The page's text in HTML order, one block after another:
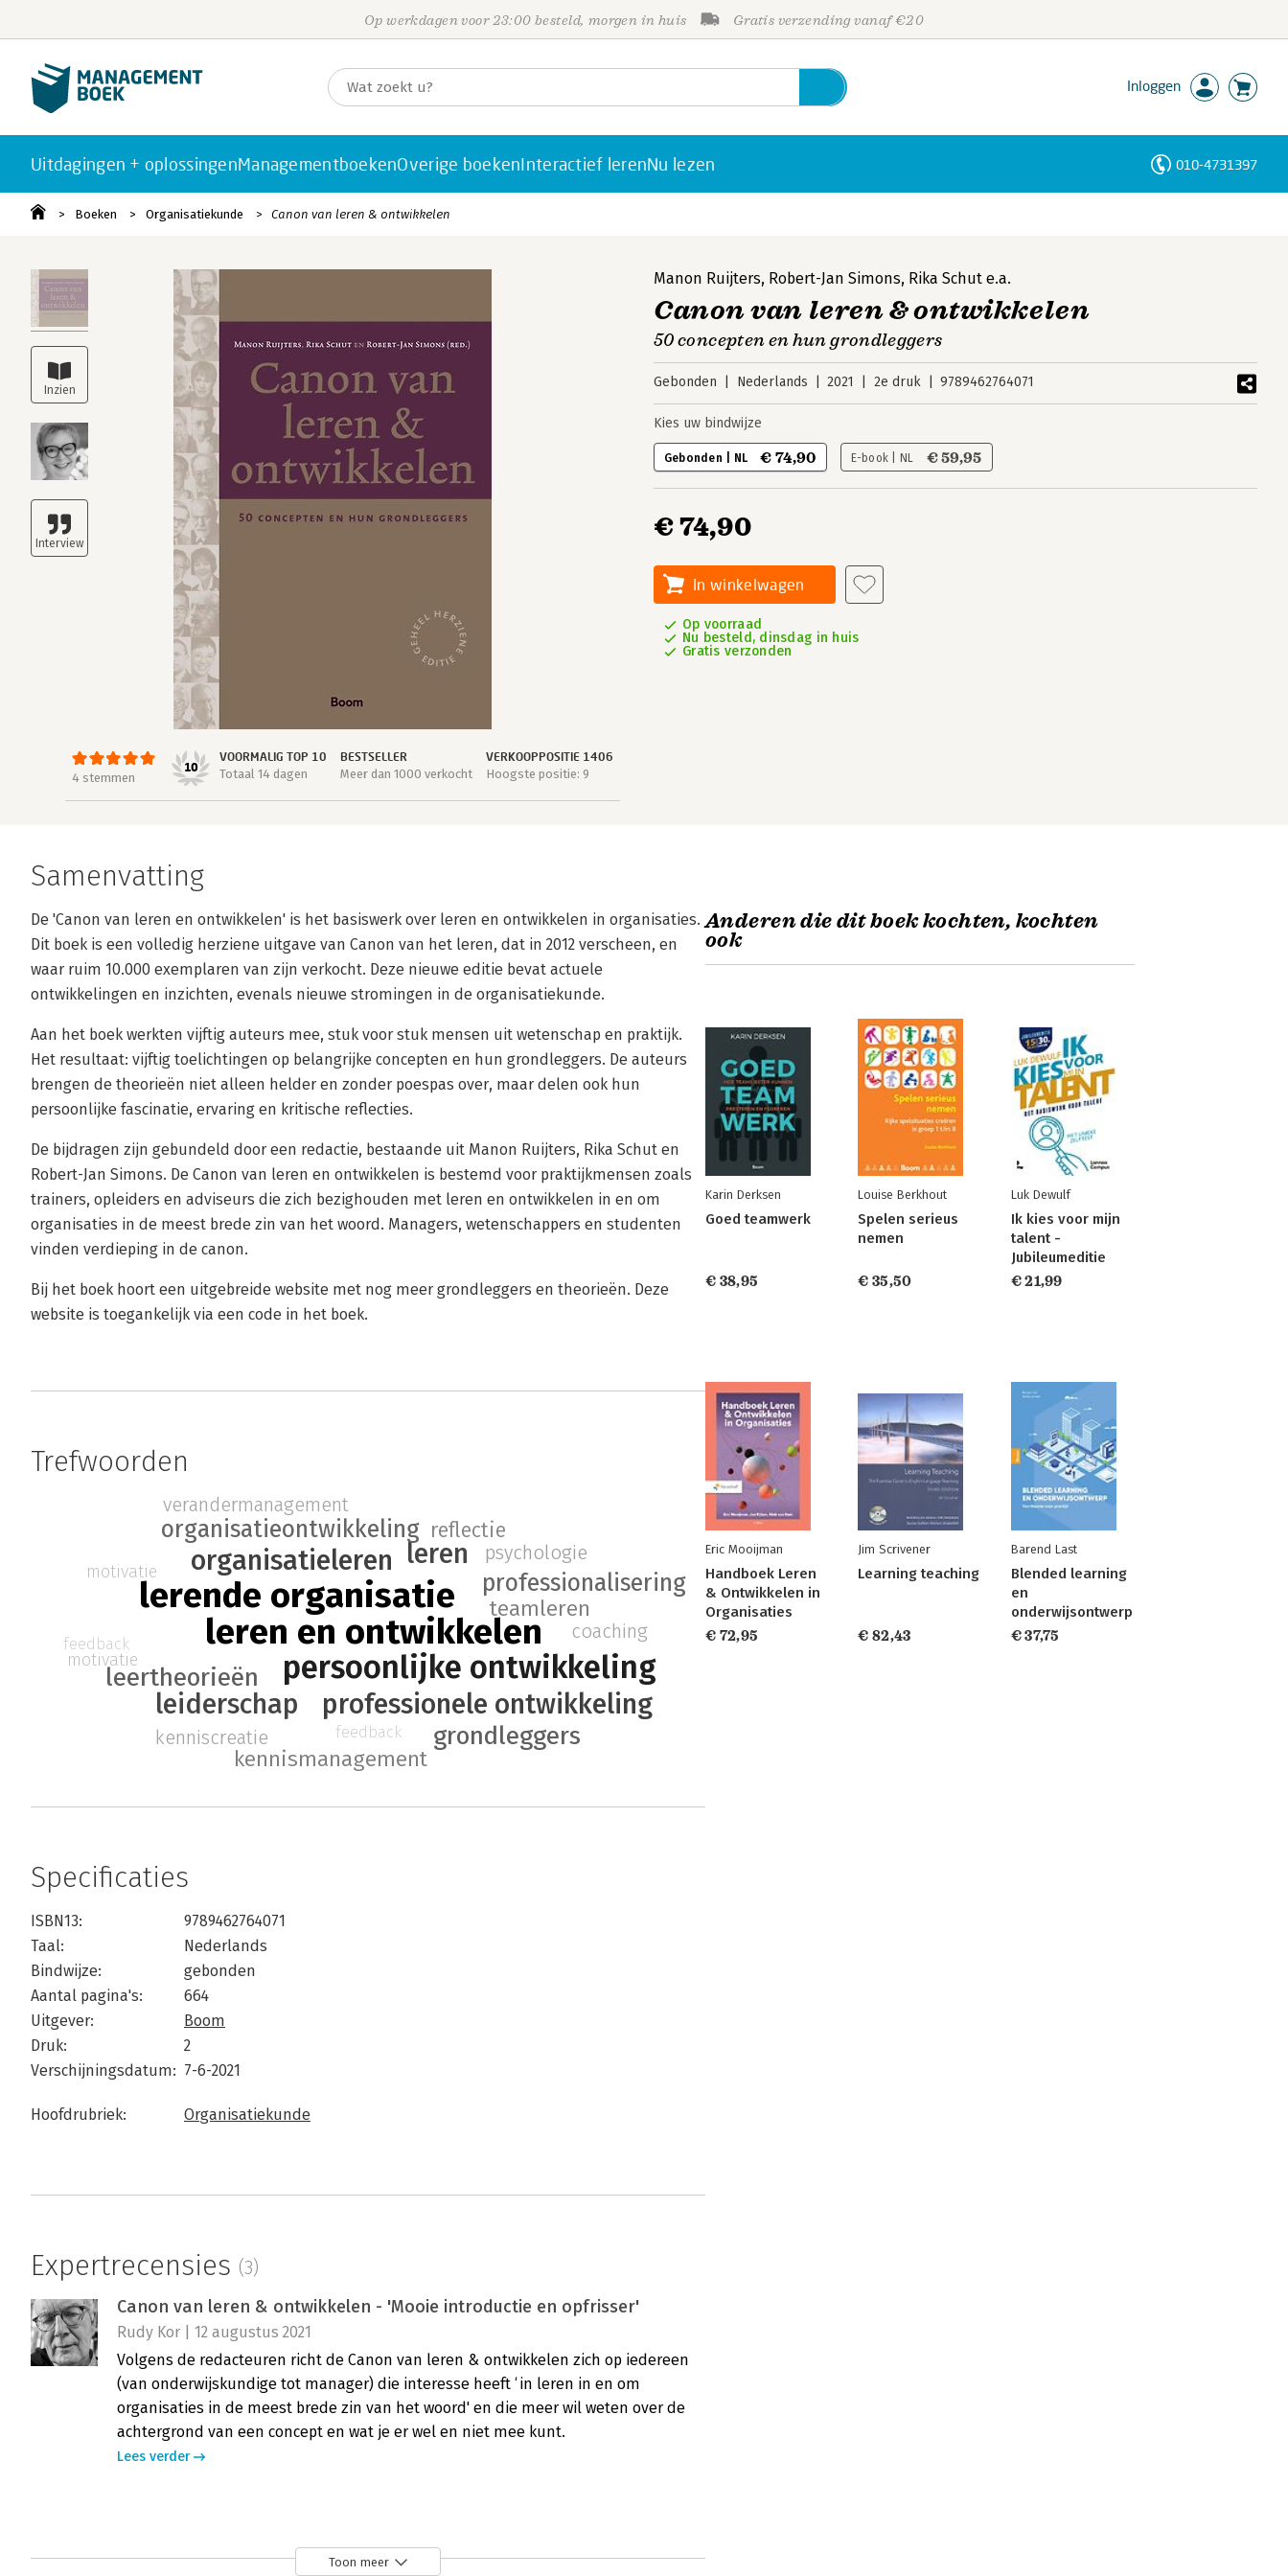
Op werkdagen voor 23:00 besteld, morgen in huis Gratis verzending vanaf €20
Inloggen
Uitdagingen + oplossingenManagementboekenOverige boekenInteractief lerenNu lezen 010-4731397
Boeken Organisatiekunde Canon van leren & ontwikkelen
4 stemmen
10
VOORMALIG TOP 10
Totaal 14 dagen
BESTSELLER
Meer dan 1000 verkocht
VERKOOPPOSITIE 1406
Hoogste positie: 9
Manon Ruijters, Robert-Jan Simons, Rika Schut e.a.
Canon van leren & ontwikkelen
50 concepten en hun grondleggers
Gebonden Nederlands 2021 2e druk 9789462764071
Kies uw bindwijze
Gebonden | NL € 74,90 E-book | NL € 59,95
€ 74,90
In winkelwagen
Op voorraad
Nu besteld, dinsdag in huis
Gratis verzonden
Samenvatting
De 'Canon van leren en ontwikkelen' is het basiswerk over leren en ontwikkelen in organisaties.
Dit boek is een volledig herziene uitgave van Canon van het leren, dat in 2012 verscheen, en
waar ruim 10.000 exemplaren van zijn verkocht. Deze nieuwe editie bevat actuele
ontwikkelingen en inzichten, evenals nieuwe stromingen in de organisatiekunde.
Aan het boek werkten vijftig auteurs mee, stuk voor stuk mensen uit wetenschap en praktijk.
Het resultaat: vijftig toelichtingen op belangrijke concepten en hun grondleggers. De auteurs
brengen de theorieën niet alleen helder en zonder poespas over, maar delen ook hun
persoonlijke fascinatie, ervaring en kritische reflecties.
De bijdragen zijn gebundeld door een redactie, bestaande uit Manon Ruijters, Rika Schut en
Robert-Jan Simons. De Canon van leren en ontwikkelen is bestemd voor praktijkmensen zoals
trainers, opleiders en adviseurs die zich bezighouden met leren en ontwikkelen in en om
organisaties in de meest brede zin van het woord. Managers, wetenschappers en studenten
vinden verdieping in de canon.
Bij het boek hoort een uitgebreide website met nog meer grondleggers en theorieën. Deze
website is toegankelijk via een code in het boek.
Trefwoorden
leren en ontwikkelen
lerende organisatie
persoonlijke ontwikkeling
organisatieleren leren
professionele ontwikkeling
leiderschap
organisatieontwikkeling
leertheorieën
professionalisering
grondleggers
kennismanagement
teamleren
reflectie
psychologie
coaching
kenniscreatie
verandermanagement
feedback
motivatie
feedback
motivatie
Specificaties
ISBN13:
9789462764071
Taal:
Nederlands
Bindwijze:
gebonden
Aantal pagina's:
664
Uitgever:
Boom
Druk:
2
Verschijningsdatum: 7-6-2021
Hoofdrubriek: Organisatiekunde
Expertrecensies (3)
Canon van leren & ontwikkelen - 'Mooie introductie en opfrisser'
Rudy Kor | 12 augustus 2021
Volgens de redacteuren richt de Canon van leren & ontwikkelen zich op iedereen
(van onderwijskundige tot manager) die interesse heeft ‘in leren in en om
organisaties in de meest brede zin van het woord' en die meer wil weten over de
achtergrond van een concept en wat je er wel en niet mee kunt.
Lees verder
Peter de Roode | 23 november 2012
Toon meer
Anderen die dit boek kochten, kochten
ook
Karin Derksen
Goed teamwerk
€ 38,95
Louise Berkhout
Spelen serieus
nemen
€ 35,50
Luk Dewulf
Ik kies voor mijn
talent -
Jubileumeditie
€ 21,99
Eric Mooijman
Handboek Leren
& Ontwikkelen in
Organisaties
€ 72,95
Jim Scrivener
Learning teaching
€ 82,43
Barend Last
Blended learning
en
onderwijsontwerp
€ 37,75
Personen